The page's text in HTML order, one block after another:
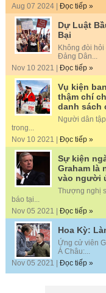
Aug 07 2024 | Đọc tiếp »
Dự Luật
Bại
Không đòi
Đảng Dân...
Nov 10 2021 | Đọc tiếp »
Vụ kiện
thậm chí
danh sách
Người dân
trong...
Nov 10 2021 | Đọc tiếp »
Sự kiện
Graham là
vào người
Thượng nghị
báo tại...
Nov 05 2021 | Đọc tiếp »
Hoa Kỳ:
Ứng cử viên
Á Châu:...
Nov 05 2021 | Đọc tiếp »